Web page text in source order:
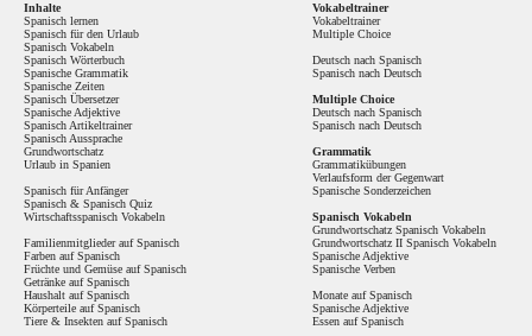
Inhalte
Spanisch lernen
Spanisch für den Urlaub
Spanisch Vokabeln
Spanisch Wörterbuch
Spanische Grammatik
Spanische Zeiten
Spanisch Übersetzer
Spanische Adjektive
Spanisch Artikeltrainer
Spanisch Aussprache
Grundwortschatz
Urlaub in Spanien
Spanisch für Anfänger
Spanisch & Spanisch Quiz
Wirtschaftsspanisch Vokabeln
Familienmitglieder auf Spanisch
Farben auf Spanisch
Früchte und Gemüse auf Spanisch
Getränke auf Spanisch
Haushalt auf Spanisch
Körperteile auf Spanisch
Tiere & Insekten auf Spanisch
Vokabeltrainer
Vokabeltrainer
Multiple Choice
Deutsch nach Spanisch
Spanisch nach Deutsch
Multiple Choice
Deutsch nach Spanisch
Spanisch nach Deutsch
Grammatik
Grammatikübungen
Verlaufsform der Gegenwart
Spanische Sonderzeichen
Spanisch Vokabeln
Grundwortschatz Spanisch Vokabeln
Grundwortschatz II Spanisch Vokabeln
Spanische Adjektive
Spanische Verben
Monate auf Spanisch
Spanische Adjektive
Essen auf Spanisch